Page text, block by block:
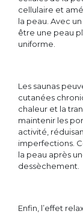
cellulaire et
la peau. Avec
être une peau
uniforme.
Les saunas
cutanées
chaleur et la
maintenir les
activité,
imperfections.
la peau après
dessèchement.
Enfin, l’effet